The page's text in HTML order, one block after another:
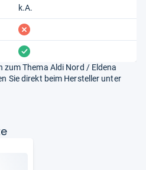
k.A.
fehlt
vorhanden
Thema Aldi Nord / Eldena
Sie direkt beim Hersteller unter